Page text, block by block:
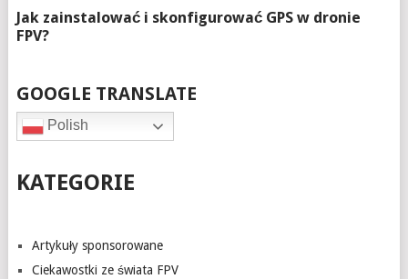
GOOGLE TRANSLATE
Polish
KATEGORIE
Artykuły sponsorowane
Ciekawostki ze świata FPV